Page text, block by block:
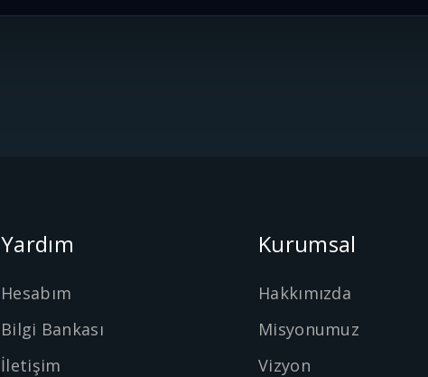
Yardım
Hesabım
Bilgi Bankası
İletişim
Kurumsal
Hakkımızda
Misyonumuz
Vizyon